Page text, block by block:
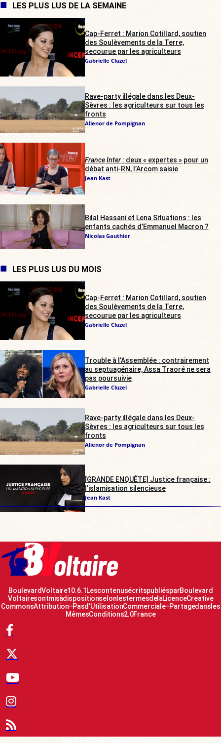
LES PLUS LUS DE LA SEMAINE
Cap-Ferret : Marion Cotillard, soutien
des Soulèvements de la Terre,
secourue par les agriculteurs
Gabrielle Cluzel
Rave-party illégale dans les Deux-
Sèvres : les agriculteurs sur tous les
fronts
Alienor de Pompignan
France Inter: deux « expertes » pour un
débat anti-RN, l’Arcom saisie
Jean Kast
Bilal Hassani et Lena Situations : les
enfants cachés d’Emmanuel Macron ?
Nicolas Gauthier
LES PLUS LUS DU MOIS
Cap-Ferret : Marion Cotillard, soutien
des Soulèvements de la Terre,
secourue par les agriculteurs
Gabrielle Cluzel
Trouble à l’Assemblée : contrairement
au septuagénaire, Assa Traoré ne sera
pas poursuivie
Gabrielle Cluzel
Rave-party illégale dans les Deux-
Sèvres : les agriculteurs sur tous les
fronts
Alienor de Pompignan
[GRANDE ENQUÊTE] Justice française :
l’islamisation silencieuse
Jean Kast
Boulevard Voltaire 10.6.1 Les contenus écrits publiés par Boulevard
Voltaire sont mis à disposition selon les termes de la Licence Creative
Commons Attribution – Pas d’Utilisation Commerciale – Partage dans les
Mêmes Conditions 2.0 France